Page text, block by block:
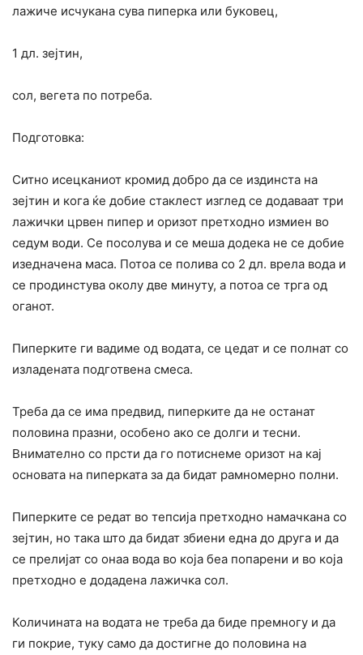
лажиче исчукана сува пиперка или буковец,
1 дл. зејтин,
сол, вегета по потреба.
Подготовка:
Ситно исецканиот кромид добро да се издинста на
зејтин и кога ќе добие стаклест изглед се додаваат три
лажички црвен пипер и оризот претходно измиен во
седум води. Се посолува и се меша додека не се добие
изедначена маса. Потоа се полива со 2 дл. врела вода и
се продинстува околу две минуту, а потоа се трга од
оганот.
Пиперките ги вадиме од водата, се цедат и се полнат со
изладената подготвена смеса.
Треба да се има предвид, пиперките да не останат
половина празни, особено ако се долги и тесни.
Внимателно со прсти да го потиснеме оризот на кај
основата на пиперката за да бидат рамномерно полни.
Пиперките се редат во тепсија претходно намачкана со
зејтин, но така што да бидат збиени една до друга и да
се прелијат со онаа вода во која беа попарени и во која
претходно е додадена лажичка сол.
Количината на водата не треба да биде премногу и да
ги покрие, туку само да достигне до половина на